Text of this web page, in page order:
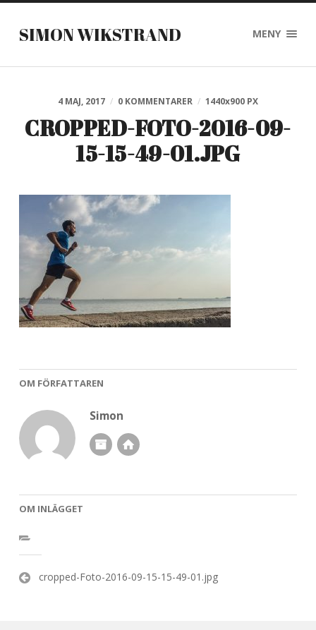
SIMON WIKSTRAND MENY
4 MAJ, 2017 / 0 KOMMENTARER / 1440x900 PX
CROPPED-FOTO-2016-09-
15-15-49-01.JPG
OM FÖRFATTAREN
Simon
OM INLÄGGET
Inläggsnavigering
cropped-Foto-2016-09-15-15-49-01.jpg